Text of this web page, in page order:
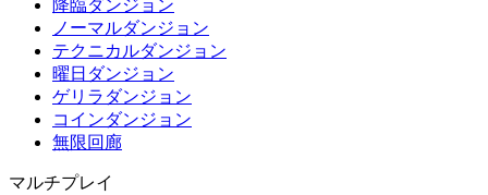
降臨ダンジョン
ノーマルダンジョン
テクニカルダンジョン
曜日ダンジョン
ゲリラダンジョン
コインダンジョン
無限回廊
マルチプレイ